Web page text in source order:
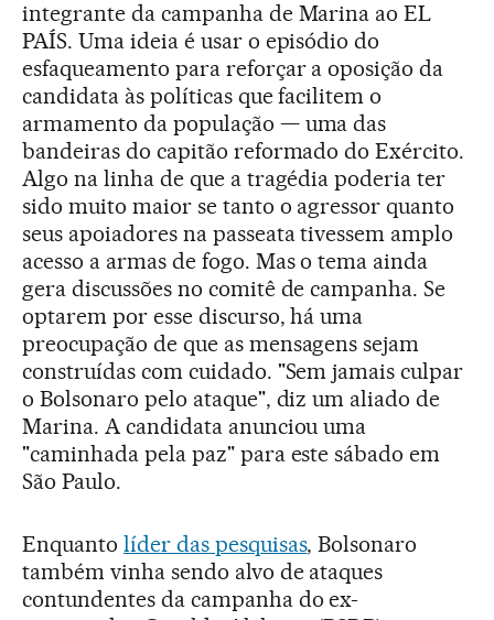
integrante da campanha de Marina ao EL
PAÍS. Uma ideia é usar o episódio do
esfaqueamento para reforçar a oposição da
candidata às políticas que facilitem o
armamento da população — uma das
bandeiras do capitão reformado do Exército.
Algo na linha de que a tragédia poderia ter
sido muito maior se tanto o agressor quanto
seus apoiadores na passeata tivessem amplo
acesso a armas de fogo. Mas o tema ainda
gera discussões no comitê de campanha. Se
optarem por esse discurso, há uma
preocupação de que as mensagens sejam
construídas com cuidado. "Sem jamais culpar
o Bolsonaro pelo ataque", diz um aliado de
Marina. A candidata anunciou uma
"caminhada pela paz" para este sábado em
São Paulo.
Enquanto líder das pesquisas, Bolsonaro
também vinha sendo alvo de ataques
contundentes da campanha do ex-